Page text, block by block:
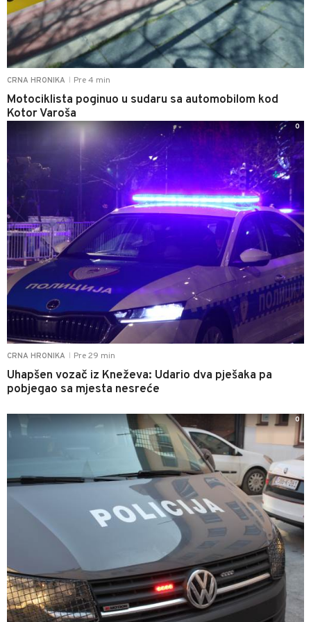
CRNA HRONIKA Pre 4 min
Motociklista poginuo u sudaru sa automobilom kod
Kotor Varoša
CRNA HRONIKA Pre 29 min
Uhapšen vozač iz Kneževa: Udario dva pješaka pa
pobjegao sa mjesta nesreće
0
0